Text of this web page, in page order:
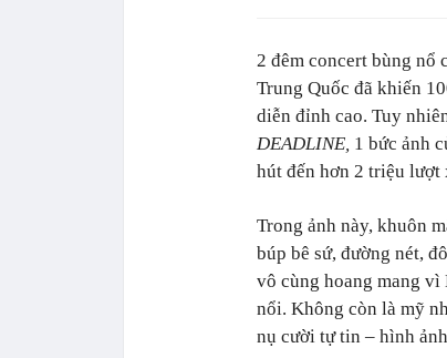
2 đêm concert bùng nổ
Trung Quốc đã khiến
diễn đỉnh cao. Tuy
DEADLINE, 1 bức ảnh
hút đến hơn 2 triệu lượt
Trong ảnh này, khuôn
búp bê sứ, đường nét,
vô cùng hoang mang
nổi. Không còn là mỹ
nụ cười tự tin – hình